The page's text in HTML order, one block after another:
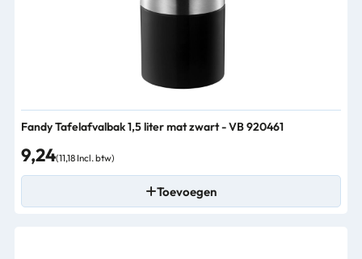
Fandy Tafelafvalbak 1,5 liter mat zwart - VB 920461
9,24(11,18 Incl. btw)
Toevoegen